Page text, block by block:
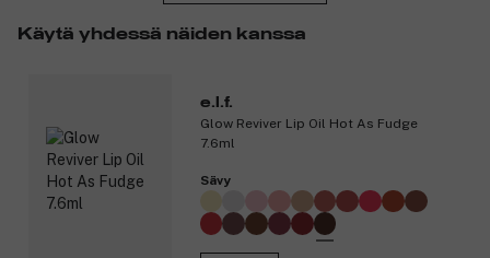
Levittyy yhdellä sipaisulla.
Miellyttävä ja pitkäkestoinen koostumus, joka ei leviä.
Kaikki e.l.f.-tuotteet ovat vegaanisia eikä niitä ole testattu
eläimillä.
Tuotenumero:3249199
Käytä yhdessä näiden kanssa
e.l.f.
Glow Reviver Lip Oil Hot As Fudge
7.6ml
Sävy